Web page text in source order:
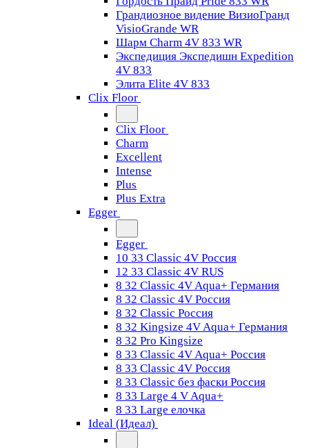
Грандиозное видение ВизиоГранд
VisioGrande WR
Шарм Charm 4V 833 WR
Экспедиция Экспедишн Expedition
4V 833
Элита Elite 4V 833
Clix Floor
Clix Floor
Charm
Excellent
Intense
Plus
Plus Extra
Egger
Egger
10 33 Classic 4V Россия
12 33 Classic 4V RUS
8 32 Classic 4V Aqua+ Германия
8 32 Classic 4V Россия
8 32 Classic Россия
8 32 Kingsize 4V Aqua+ Германия
8 32 Pro Kingsize
8 33 Classic 4V Aqua+ Россия
8 33 Classic 4V Россия
8 33 Classic без фаски Россия
8 33 Large 4 V Aqua+
8 33 Large елочка
Ideal (Идеал)